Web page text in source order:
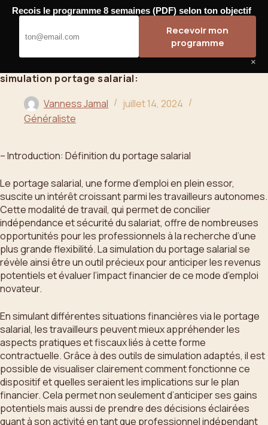
Passer
contenu
Bahoo
simulation portage salarial:
Vanness Jamal
juillet 14, 2024
Généraliste
– Introduction: Définition du portage salarial
Le portage salarial, une forme d’emploi en plein essor,
suscite un intérêt croissant parmi les travailleurs autonomes.
Cette modalité de travail, qui permet de concilier
indépendance et sécurité du salariat, offre de nombreuses
opportunités pour les professionnels à la recherche d’une
plus grande flexibilité. La simulation du portage salarial se
révèle ainsi être un outil précieux pour anticiper les revenus
potentiels et évaluer l’impact financier de ce mode d’emploi
novateur.
En simulant différentes situations financières via le portage
salarial, les travailleurs peuvent mieux appréhender les
aspects pratiques et fiscaux liés à cette forme
contractuelle. Grâce à des outils de simulation adaptés, il est
possible de visualiser clairement comment fonctionne ce
dispositif et quelles seraient les implications sur le plan
financier. Cela permet non seulement d’anticiper ses gains
potentiels mais aussi de prendre des décisions éclairées
quant à son activité en tant que professionnel indépendant
Recois le programme 8 semaines (PDF) selon ton objectif
Recevoir mon
programme
×